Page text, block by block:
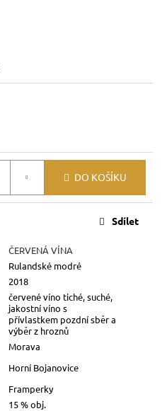
DO KOŠÍKU
ČERVENÁ VÍNA
Rulandské modré
2018
červené víno tiché, suché,
jakostní víno s
přívlastkem pozdní sběr a
výběr z hroznů
Morava
Horní Bojanovice
Framperky
15 % obj.
Sdílet